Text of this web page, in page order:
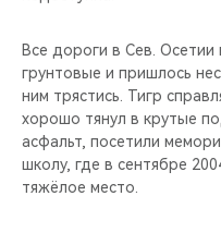
Все дороги в Сев.
грунтовые и пришлось
ним трястись. Тигр
хорошо тянул в крутые
асфальт, посетили
школу, где в сентябре
тяжёлое место.